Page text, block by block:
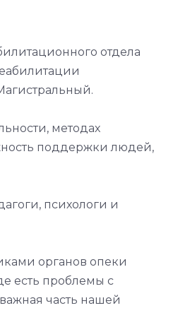
отдела
методах
поддержки людей,
психологи и
органов опеки
есть проблемы с
часть нашей